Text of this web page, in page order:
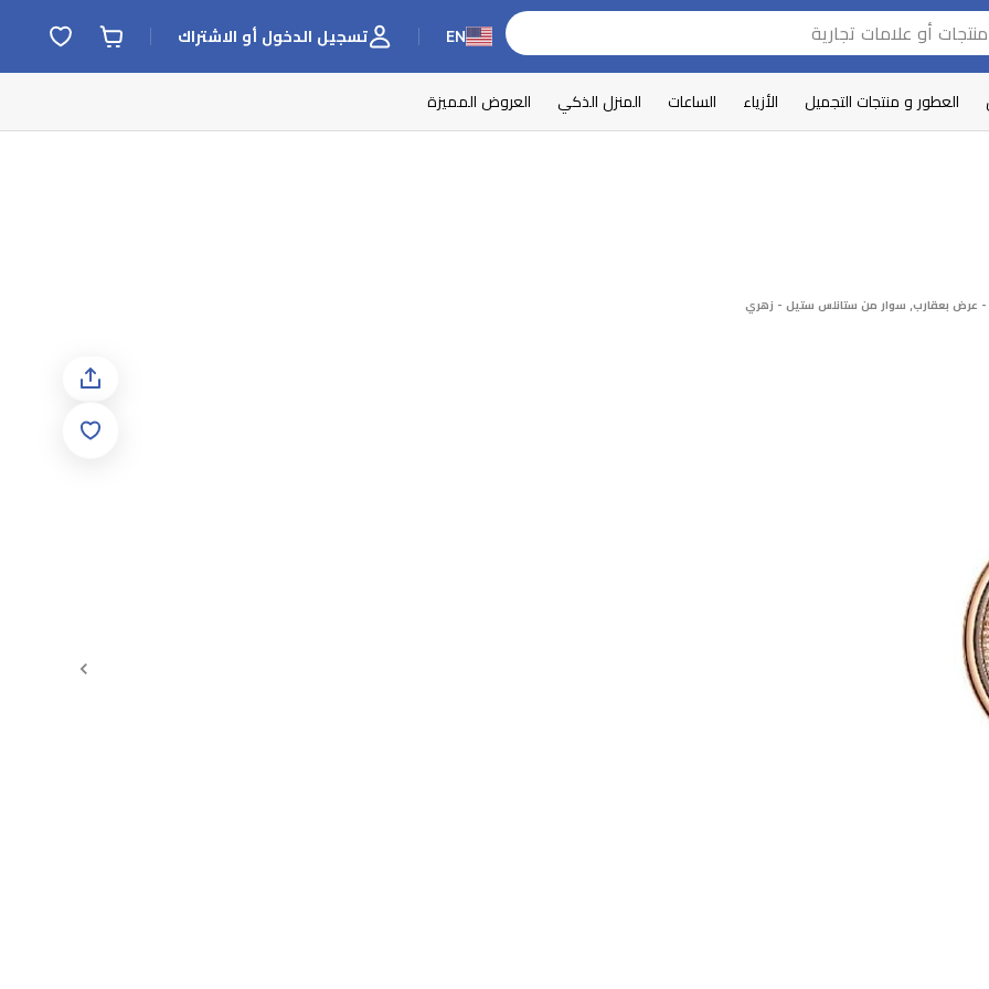
EN تسجيل الدخول أو الاشتراك
العطور و منتجات التجميل الأزياء الساعات المنزل الذكي العروض المميزة